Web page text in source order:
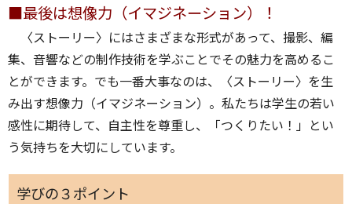
■最後は想像力（イマジネーション）！
〈ストーリー〉にはさまざまな形式があって、撮影、編
集、音響などの制作技術を学ぶことでその魅力を高めるこ
とができます。でも一番大事なのは、〈ストーリー〉を生
み出す想像力（イマジネーション）。私たちは学生の若い
感性に期待して、自主性を尊重し、「つくりたい！」とい
う気持ちを大切にしています。
学びの３ポイント